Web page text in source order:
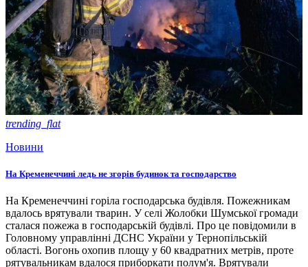
trending_flat
Новини
На Кременеччині ледь не згорів будинок та господарство
На Кременеччині горіла господарська будівля. Пожежникам
вдалось врятували тварин. У селі Жолобки Шумської громади
сталася пожежа в господарській будівлі. Про це повідомили в
Головному управлінні ДСНС України у Тернопільській
області. Вогонь охопив площу у 60 квадратних метрів, проте
рятувальникам вдалося приборкати полум'я. Врятували